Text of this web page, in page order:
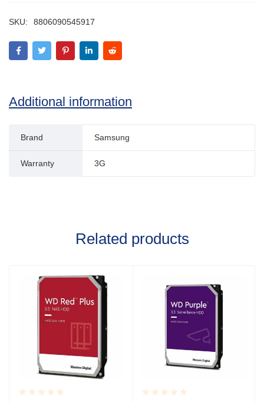
SKU: 8806090545917
Additional information
Brand Samsung
Warranty 3G
Related products